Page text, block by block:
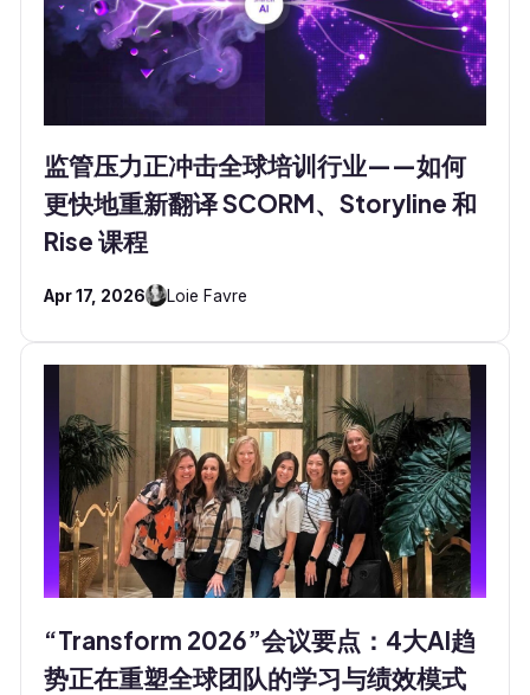
监管压力正冲击全球培训行业——如何
更快地重新翻译 SCORM、Storyline 和
Rise 课程
Apr 17, 2026 Loie Favre
“Transform 2026”会议要点：4大AI趋
势正在重塑全球团队的学习与绩效模式